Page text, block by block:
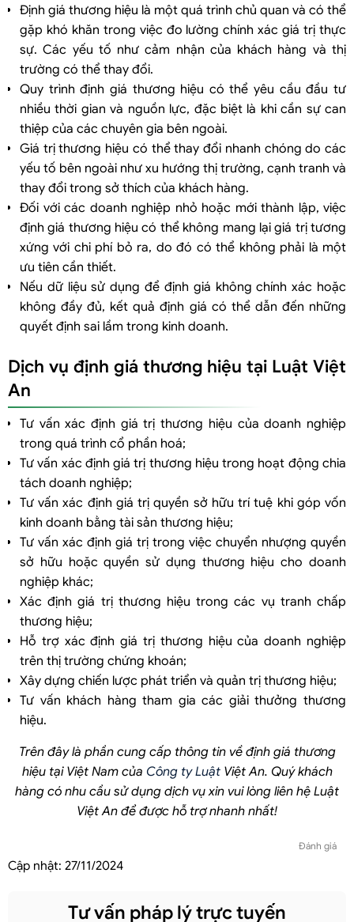
Định giá thương hiệu là một quá trình chủ quan và có thể
gặp khó khăn trong việc đo lường chính xác giá trị thực
sự. Các yếu tố như cảm nhận của khách hàng và thị
trường có thể thay đổi.
Quy trình định giá thương hiệu có thể yêu cầu đầu tư
nhiều thời gian và nguồn lực, đặc biệt là khi cần sự can
thiệp của các chuyên gia bên ngoài.
Giá trị thương hiệu có thể thay đổi nhanh chóng do các
yếu tố bên ngoài như xu hướng thị trường, cạnh tranh và
thay đổi trong sở thích của khách hàng.
Đối với các doanh nghiệp nhỏ hoặc mới thành lập, việc
định giá thương hiệu có thể không mang lại giá trị tương
xứng với chi phí bỏ ra, do đó có thể không phải là một
ưu tiên cần thiết.
Nếu dữ liệu sử dụng để định giá không chính xác hoặc
không đầy đủ, kết quả định giá có thể dẫn đến những
quyết định sai lầm trong kinh doanh.
Dịch vụ định giá thương hiệu tại Luật Việt
An
Tư vấn xác định giá trị thương hiệu của doanh nghiệp
trong quá trình cổ phần hoá;
Tư vấn xác định giá trị thương hiệu trong hoạt động chia
tách doanh nghiệp;
Tư vấn xác định giá trị quyền sở hữu trí tuệ khi góp vốn
kinh doanh bằng tài sản thương hiệu;
Tư vấn xác định giá trị trong việc chuyển nhượng quyền
sở hữu hoặc quyền sử dụng thương hiệu cho doanh
nghiệp khác;
Xác định giá trị thương hiệu trong các vụ tranh chấp
thương hiệu;
Hỗ trợ xác định giá trị thương hiệu của doanh nghiệp
trên thị trường chứng khoán;
Xây dựng chiến lược phát triển và quản trị thương hiệu;
Tư vấn khách hàng tham gia các giải thưởng thương
hiệu.
Trên đây là phần cung cấp thông tin về định giá thương
hiệu tại Việt Nam của Công ty LuậtViệt An. Quý khách
hàng có nhu cầu sử dụng dịch vụ xin vui lòng liên hệ Luật
Việt An để được hỗ trợ nhanh nhất!
Đánh giá
Cập nhật: 27/11/2024
Tư vấn pháp lý trực tuyến